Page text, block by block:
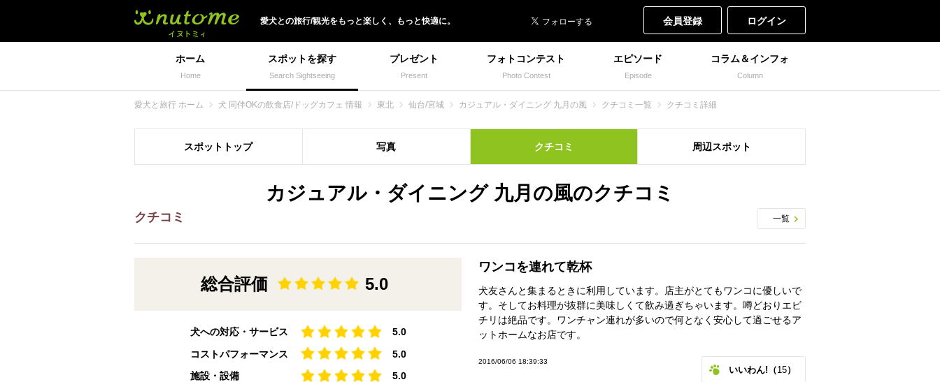
愛犬との旅行/観光をもっと楽しく、 もっと快適に。 会員登録 ログイン
ホーム
Home
スポットを探す
Search Sightseeing
プレゼント
Present
フォトコンテスト
Photo Contest
エピソード
Episode
コラム＆インフォ
Column
愛犬と旅行 ホーム 犬 同伴OKの飲食店/ドッグカフェ 情報 東北 仙台/宮城 カジュアル・ダイニング 九月の風 クチコミ一覧 クチコミ詳細
スポット トップ 写真 クチコミ 周辺 スポット
カジュアル・ダイニング 九月の風のクチコミ
クチコミ 一覧
総合評価 5.0
犬への対応・サービス
5.0
コストパフォーマンス
5.0
施設・設備
5.0
ワンコを連れて乾杯
犬友さんと集まるときに利用しています。店主がとてもワンコに優しいで
す。そしてお料理が抜群に美味しくて飲み過ぎちゃいます。噂どおりエビ
チリは絶品です。ワンチャン連れが多いので何となく安心して過ごせるア
ットホームなお店です。
2016/06/06 18:39:33
いいわん!（15）